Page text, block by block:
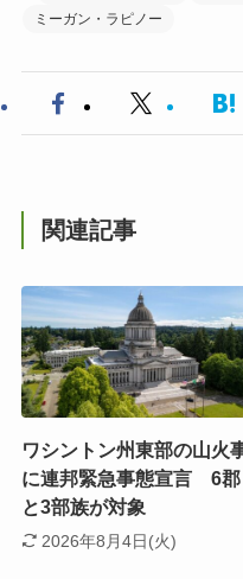
ミーガン・ラピノー
関連記事
ワシントン州東部の山火
に連邦緊急事態宣言 6郡
と3部族が対象
2026年8月4日(火)